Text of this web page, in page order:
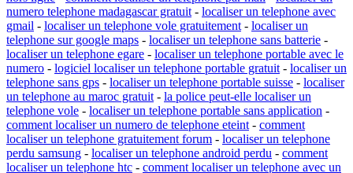
numero telephone madagascar gratuit - localiser un telephone avec
gmail - localiser un telephone vole gratuitement - localiser un
telephone sur google maps - localiser un telephone sans batterie -
localiser un telephone egare - localiser un telephone portable avec le
numero - logiciel localiser un telephone portable gratuit - localiser un
telephone sans gps - localiser un telephone portable suisse - localiser
un telephone au maroc gratuit - la police peut-elle localiser un
telephone vole - localiser un telephone portable sans application -
comment localiser un numero de telephone eteint - comment
localiser un telephone gratuitement forum - localiser un telephone
perdu samsung - localiser un telephone android perdu - comment
localiser un telephone htc - comment localiser un telephone avec un